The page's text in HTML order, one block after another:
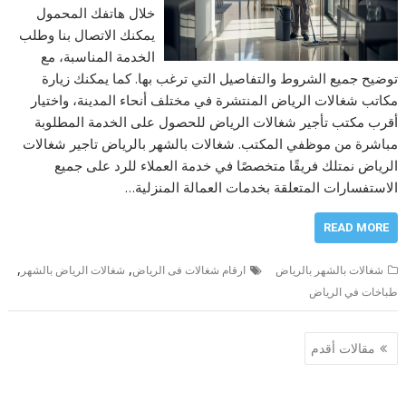
خلال هاتفك المحمول
يمكنك الاتصال بنا وطلب
الخدمة المناسبة، مع
توضيح جميع الشروط والتفاصيل التي ترغب بها. كما يمكنك زيارة
مكاتب شغالات الرياض المنتشرة في مختلف أنحاء المدينة، واختيار
أقرب مكتب تأجير شغالات الرياض للحصول على الخدمة المطلوبة
مباشرة من موظفي المكتب. شغالات بالشهر بالرياض تاجير شغالات
الرياض نمتلك فريقًا متخصصًا في خدمة العملاء للرد على جميع
الاستفسارات المتعلقة بخدمات العمالة المنزلية…
READ MORE
شغالات بالشهر بالرياض ارقام شغالات فى الرياض, شغالات الرياض بالشهر ,
طباخات في الرياض
تصفّح
المقالات
مقالات أقدم